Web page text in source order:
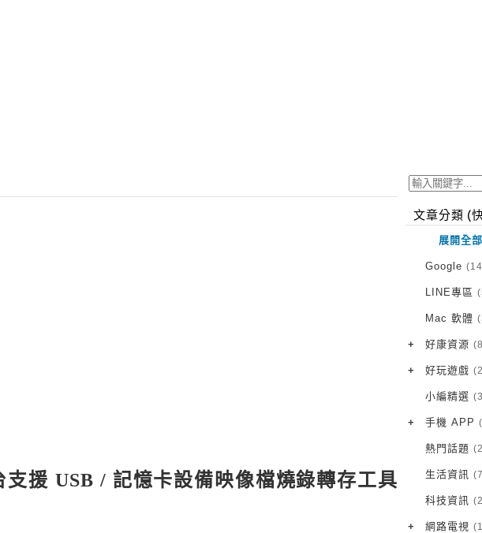
援 USB / 記憶卡設備映像檔燒錄轉存工具
文章分類 (
展開全部
Google
LINE專區
Mac 軟體
+ 好康資源
VPN 翻
免費資源
字體下載
網站推薦
+ 好玩遊戲
Android
iOS 遊戲
網頁遊戲
電腦遊戲
小編精選
+ 手機 APP
Android
iOS 軟體
Root 相
越獄JB
熱門話題
生活資訊
科技資訊
+ 網路電視